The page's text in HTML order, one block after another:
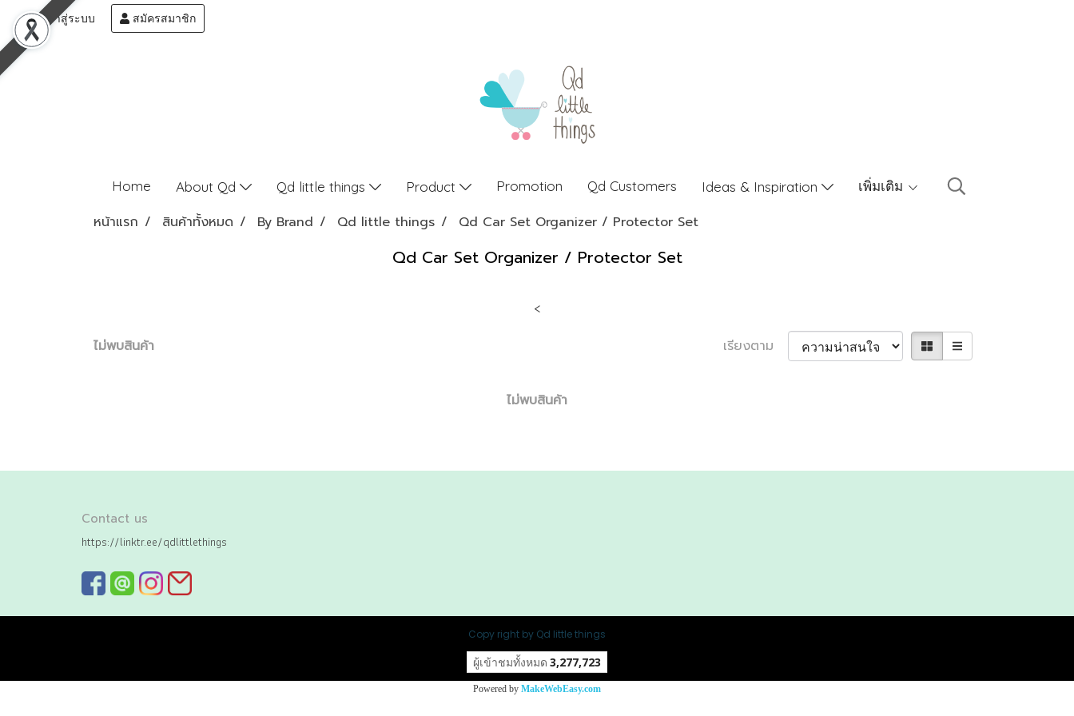
เข้าสู่ระบบ สมัครสมาชิก
Home About Qd Qd little things Product Promotion Qd Customers Ideas & Inspiration เพิ่มเติม
หน้าแรก สินค้าทั้งหมด By Brand Qd little things Qd Car Set Organizer / Protector Set
Qd Car Set Organizer / Protector Set
<
ไม่พบสินค้า เรียงตาม
ไม่พบสินค้า
Contact us
https://linktr.ee/qdlittlethings
Copy right by Qd little things
ผู้เข้าชมทั้งหมด 3,277,723
Powered by MakeWebEasy.com